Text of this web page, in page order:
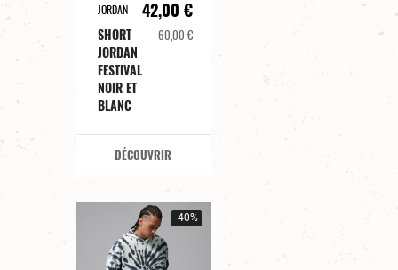
JORDAN
SHORT
JORDAN
FESTIVAL
NOIR ET
BLANC
42,00 €
60,00 €
DÉCOUVRIR
-40%